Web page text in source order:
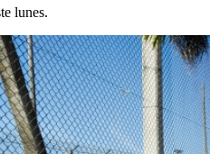
lunes.